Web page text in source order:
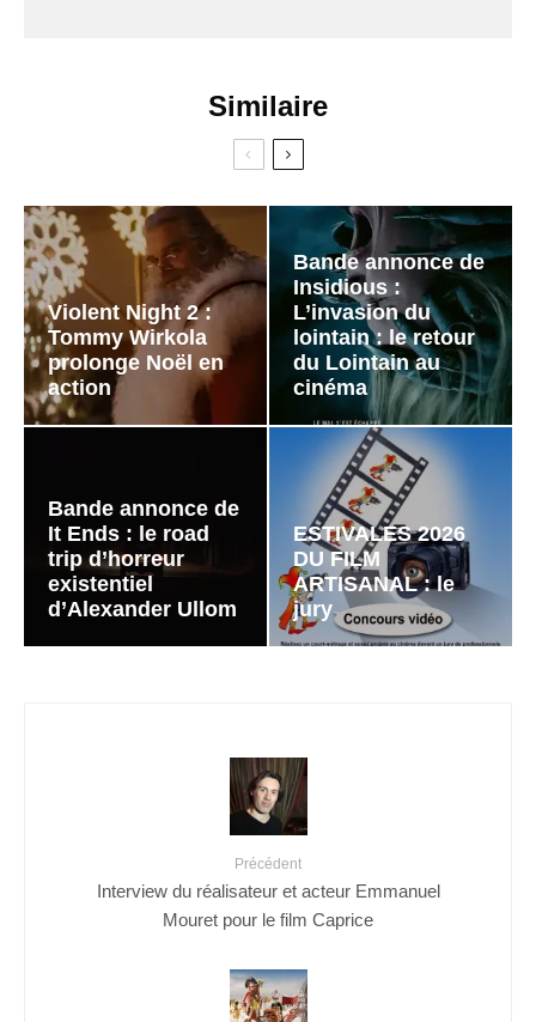
Similaire
Violent Night 2 :
Tommy Wirkola
prolonge Noël en
action
Bande annonce de
Insidious :
L’invasion du
lointain : le retour
du Lointain au
cinéma
Bande annonce de
It Ends : le road
trip d’horreur
existentiel
d’Alexander Ullom
ESTIVALES 2026
DU FILM
ARTISANAL : le
jury
Précédent
Interview du réalisateur et acteur Emmanuel
Mouret pour le film Caprice